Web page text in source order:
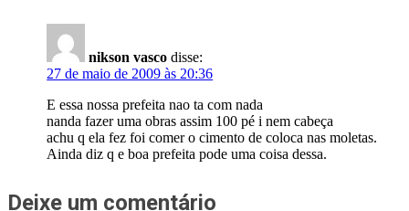
nikson vasco disse:
27 de maio de 2009 às 20:36
E essa nossa prefeita nao ta com nada
nanda fazer uma obras assim 100 pé i nem cabeça
achu q ela fez foi comer o cimento de coloca nas moletas.
Ainda diz q e boa prefeita pode uma coisa dessa.
Deixe um comentário